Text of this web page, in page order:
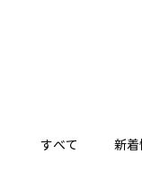
すべて 新着